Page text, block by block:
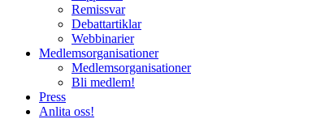
Remissvar
Debattartiklar
Webbinarier
Medlemsorganisationer
Medlemsorganisationer
Bli medlem!
Press
Anlita oss!